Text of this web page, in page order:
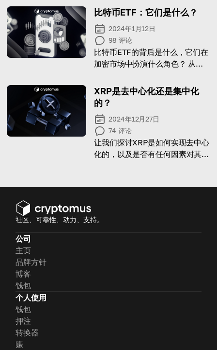
比特币ETF：它们是什么？
2024年1月12日
98 评论
比特币ETF的背后是什么，它们在
加密市场中扮演什么角色？ 从我
方面
XRP是去中心化还是集中化
的？
2024年12月27日
74 评论
让我们探讨XRP是如何实现去中心
化的，以及是否有任何因素对其去
社区、可靠性、动力、支持。
公司
主页
品牌方针
博客
钱包
个人使用
钱包
押注
转换器
赚